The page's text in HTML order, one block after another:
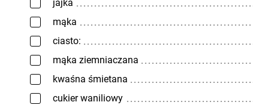
jajka
mąka
ciasto:
mąka ziemniaczana
kwaśna śmietana
cukier waniliowy